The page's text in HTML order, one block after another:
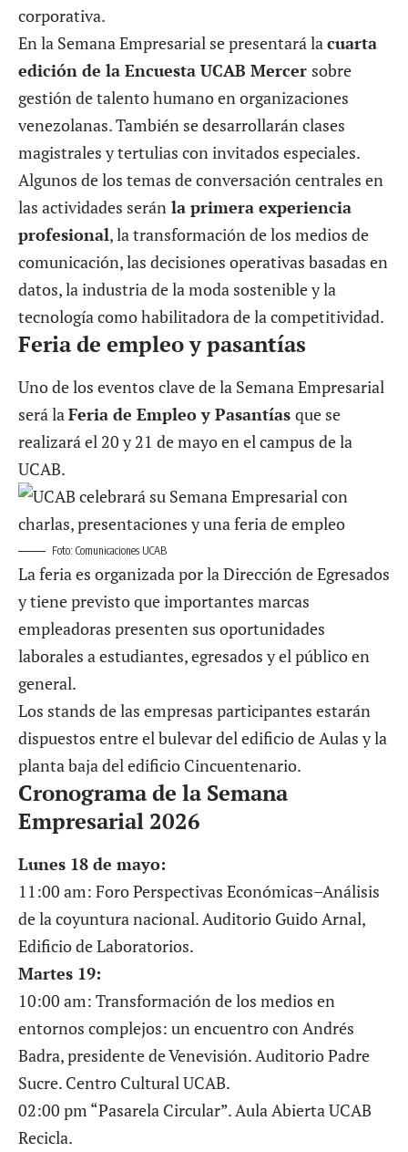
corporativa.
En la Semana Empresarial se presentará la cuarta
edición de la Encuesta UCAB Mercer sobre
gestión de talento humano en organizaciones
venezolanas. También se desarrollarán clases
magistrales y tertulias con invitados especiales.
Algunos de los temas de conversación centrales en
las actividades serán la primera experiencia
profesional, la transformación de los medios de
comunicación, las decisiones operativas basadas en
datos, la industria de la moda sostenible y la
tecnología como habilitadora de la competitividad.
Feria de empleo y pasantías
Uno de los eventos clave de la Semana Empresarial
será la Feria de Empleo y Pasantías que se
realizará el 20 y 21 de mayo en el campus de la
UCAB.
Foto: Comunicaciones UCAB
La feria es organizada por la Dirección de Egresados
y tiene previsto que importantes marcas
empleadoras presenten sus oportunidades
laborales a estudiantes, egresados y el público en
general.
Los stands de las empresas participantes estarán
dispuestos entre el bulevar del edificio de Aulas y la
planta baja del edificio Cincuentenario.
Cronograma de la Semana
Empresarial 2026
Lunes 18 de mayo:
11:00 am: Foro Perspectivas Económicas–Análisis
de la coyuntura nacional. Auditorio Guido Arnal,
Edificio de Laboratorios.
Martes 19:
10:00 am: Transformación de los medios en
entornos complejos: un encuentro con Andrés
Badra, presidente de Venevisión. Auditorio Padre
Sucre. Centro Cultural UCAB.
02:00 pm “Pasarela Circular”. Aula Abierta UCAB
Recicla.